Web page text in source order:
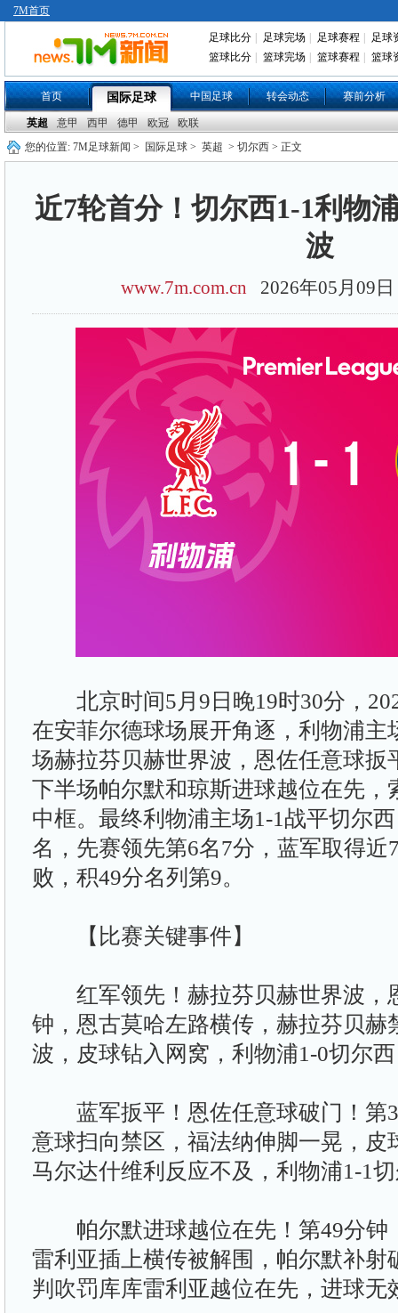
7M首页
足球比分 足球完场 足球赛程
足球
篮球比分
篮球完场 篮球赛程 篮球
首页 国际足球 中国足球 转会动态 赛前分析
英超 意甲 西甲 德甲 欧冠
欧联
您的位置: 7M足球新闻 > 国际足球 > 英超 > 切尔西 > 正文
近7轮首分！切尔西1-1利物
波
www.7m.com.cn 2026年05月09
北京时间5月9日晚19时30分，
在安菲尔德球场展开角逐，利物浦主
场赫拉芬贝赫世界波，恩佐任意球扳
下半场帕尔默和琼斯进球越位在先，
中框。最终利物浦主场1-1战平切尔
名，先赛领先第6名7分，蓝军取得近
败，积49分名列第9。
【比赛关键事件】
红军领先！赫拉芬贝赫世界波，
钟，恩古莫哈左路横传，赫拉芬贝赫
波，皮球钻入网窝，利物浦1-0切尔
蓝军扳平！恩佐任意球破门！第
意球扫向禁区，福法纳伸脚一晃，皮
马尔达什维利反应不及，利物浦1-1
帕尔默进球越位在先！第49分钟
雷利亚插上横传被解围，帕尔默补射
判吹罚库库雷利亚越位在先，进球无